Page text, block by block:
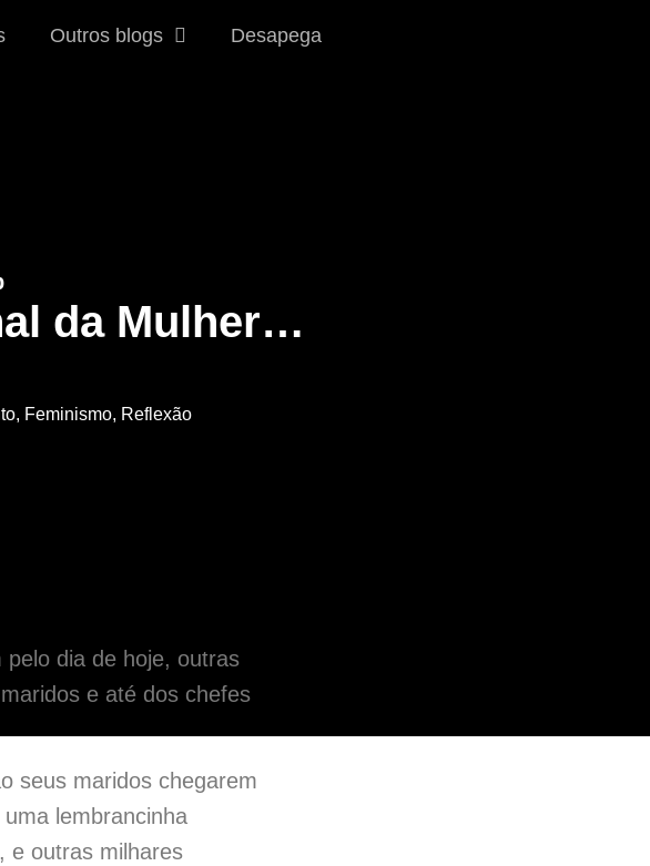
Outros blogs Desapega
da Mulher…
, Feminismo, Reflexão
dia de hoje, outras
e até dos chefes
seus maridos chegarem
lembrancinha
e outras milhares